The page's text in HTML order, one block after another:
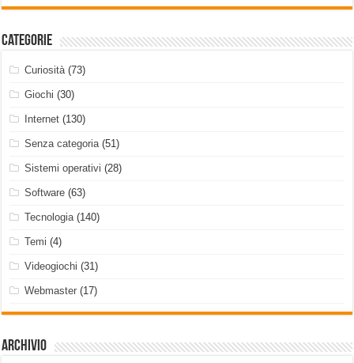
Categorie
Curiosità(73)
Giochi (30)
Internet (130)
Senza categoria(51)
Sistemi operativi (28)
Software (63)
Tecnologia(140)
Temi (4)
Videogiochi (31)
Webmaster (17)
Archivio